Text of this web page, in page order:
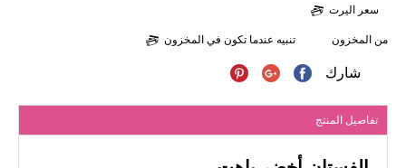
سعر اليرت
من المخزون تنبيه عندما تكون في المخزون
شارك
تفاصيل المنتج